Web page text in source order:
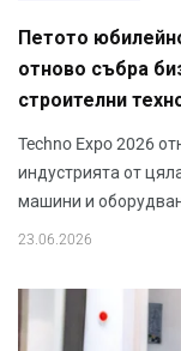
Петото
отново събра
строителни
Techno Expo 2026
индустрията от
машини и
23.06.2026